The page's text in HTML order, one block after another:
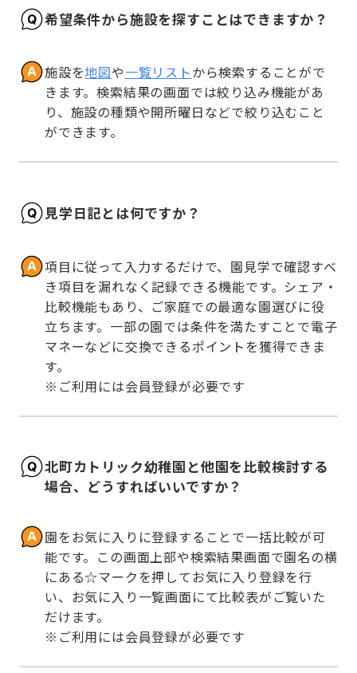
希望条件から施設を探すことはできますか？
施設を地図や一覧リストから検索することがで
きます。検索結果の画面では絞り込み機能があ
り、施設の種類や開所曜日などで絞り込むこと
ができます。
見学日記とは何ですか？
項目に従って入力するだけで、園見学で確認すべ
き項目を漏れなく記録できる機能です。シェア・
比較機能もあり、ご家庭での最適な園選びに役
立ちます。一部の園では条件を満たすことで電子
マネーなどに交換できるポイントを獲得できま
す。
※ご利用には会員登録が必要です
北町カトリック幼稚園と他園を比較検討する
場合、どうすればいいですか？
園をお気に入りに登録することで一括比較が可
能です。この画面上部や検索結果画面で園名の横
にある☆マークを押してお気に入り登録を行
い、お気に入り一覧画面にて比較表がご覧いた
だけます。
※ご利用には会員登録が必要です